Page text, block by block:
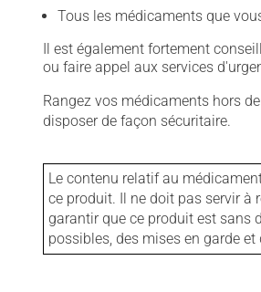
Tous les médicaments que
Il est également fortement
ou faire appel aux services
Rangez vos médicaments hors
disposer de façon sécuritaire.
Le contenu relatif au
ce produit. Il ne doit pas servir à
garantir que ce produit est sans
possibles, des mises en garde